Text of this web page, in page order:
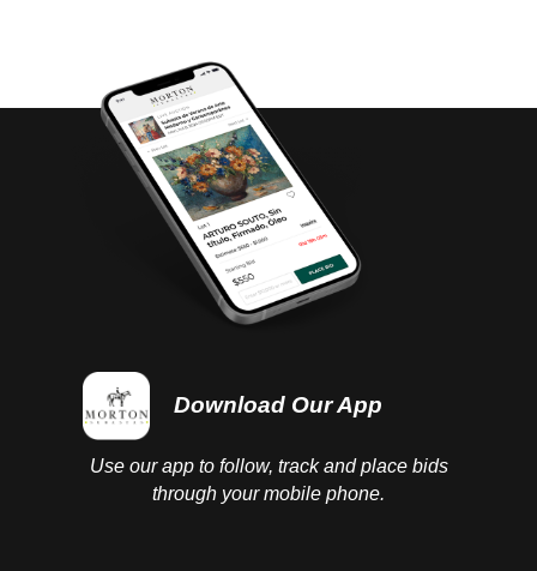
Download Our App
Use our app to follow, track and place bids
through your mobile phone.